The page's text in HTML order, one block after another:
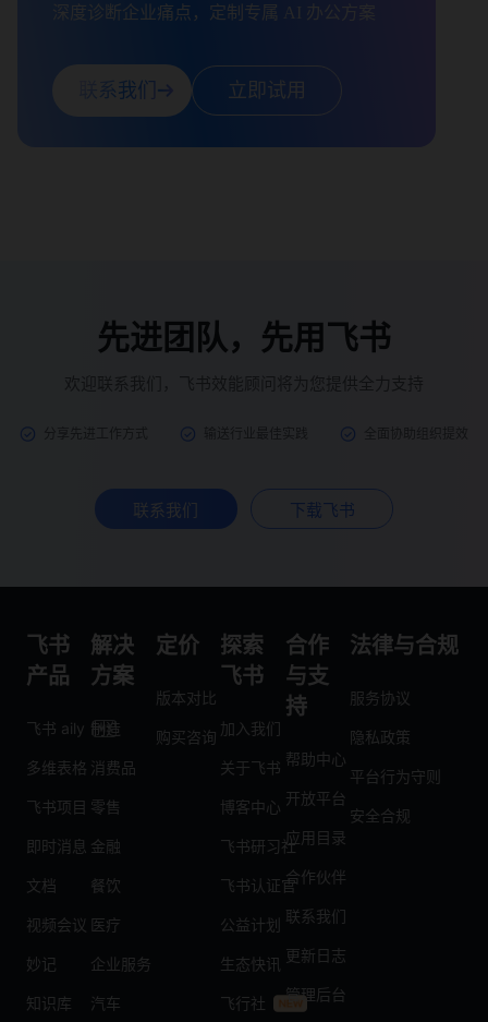
深度诊断企业痛点，定制专属 AI 办公方案
联系我们 立即试用
先进团队，先用飞书
联系我们 下载飞书
飞书
产品
飞书 aily
多维表格
飞书项目
即时消息
文档
视频会议
妙记
知识库
解决
方案
制造
消费品
零售
金融
餐饮
医疗
企业服务
汽车
定价
版本对比
购买咨询
探索
飞书
加入我们
关于飞书
博客中心
飞书研习社
飞书认证官
公益计划
生态快讯
飞行社
合作
与支
持
帮助中心
开放平台
应用目录
合作伙伴
联系我们
更新日志
管理后台
法律与合规
服务协议
隐私政策
平台行为守则
安全合规